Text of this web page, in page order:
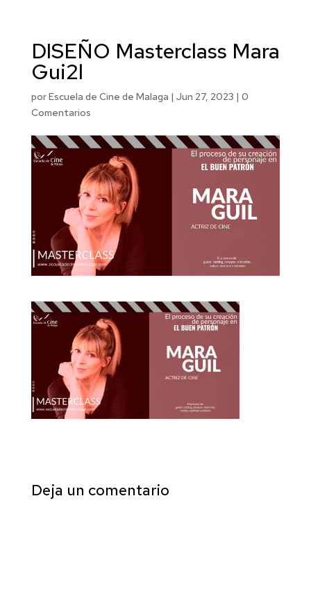
DISEÑO Masterclass Mara
Gui2l
porEscuela de Cine de Malaga | Jun 27, 2023 | 0
Comentarios
Deja un comentario